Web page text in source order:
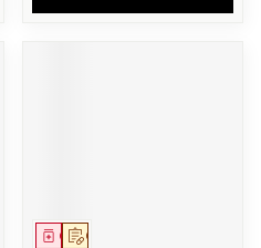
Op voorschrift
Geneesmiddel